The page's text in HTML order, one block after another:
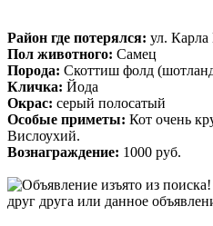
Район где потерялся: ул. Карла
Пол животного: Самец
Порода: Скоттиш фолд
Кличка: Йода
Окрас: серый полосатый
Особые приметы: Кот очень
Вислоухий.
Вознаграждение: 1000 руб.